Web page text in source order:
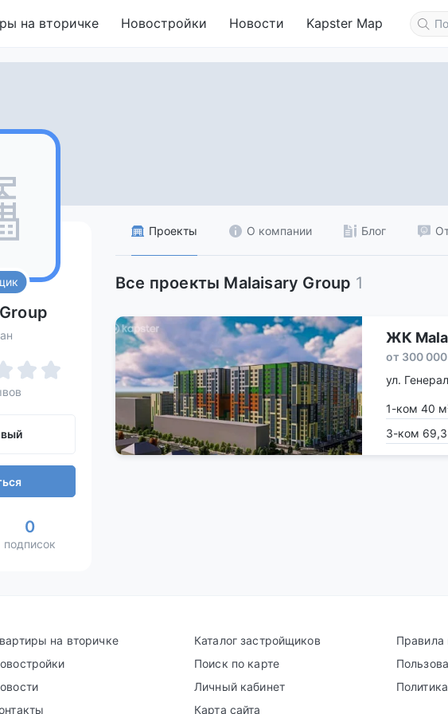
на вторичке Новостройки Новости Kapster Map
0
подписок
Проекты О компании Блог
Все проекты Malaisary Group 1
ЖК
от 300 000
ул.
1-ком 40
3-ком
на вторичке
Каталог застройщиков
Поиск по карте
Личный кабинет
Карта сайта
Правила